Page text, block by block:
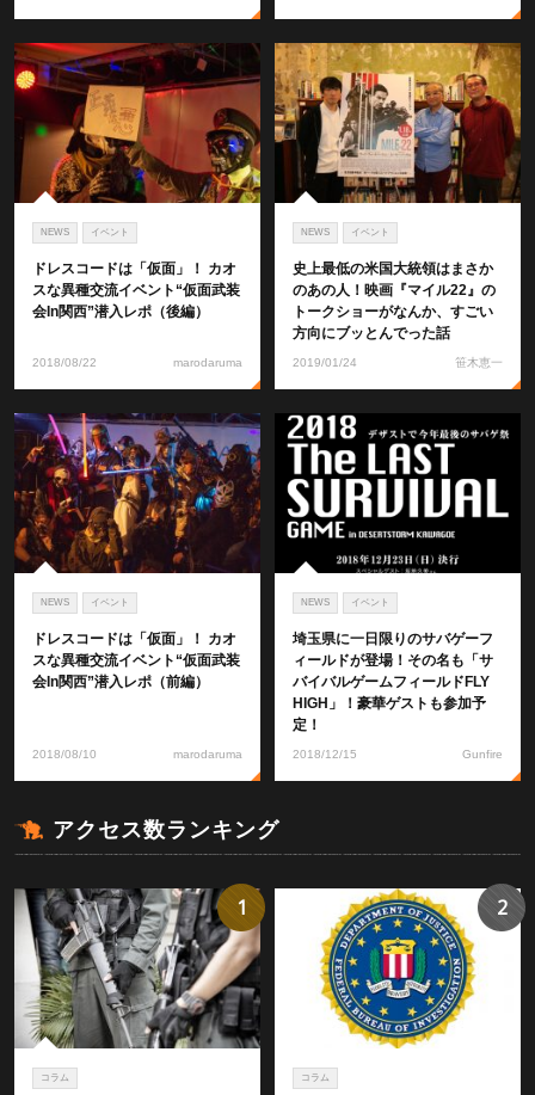
NEWS イベント
ドレスコードは「仮面」！ カオ
スな異種交流イベント“仮面武装
会in関西”潜入レポ（後編）
2018/08/22 marodaruma
NEWS イベント
史上最低の米国大統領はまさか
のあの人！映画『マイル22』の
トークショーがなんか、すごい
方向にブッとんでった話
2019/01/24 笹木恵一
NEWS イベント
ドレスコードは「仮面」！ カオ
スな異種交流イベント“仮面武装
会in関西”潜入レポ（前編）
2018/08/10 marodaruma
NEWS イベント
埼玉県に一日限りのサバゲーフ
ィールドが登場！その名も「サ
バイバルゲームフィールドFLY
HIGH」！豪華ゲストも参加予
定！
2018/12/15 Gunfire
アクセス数ランキング
コラム
1
コラム
2